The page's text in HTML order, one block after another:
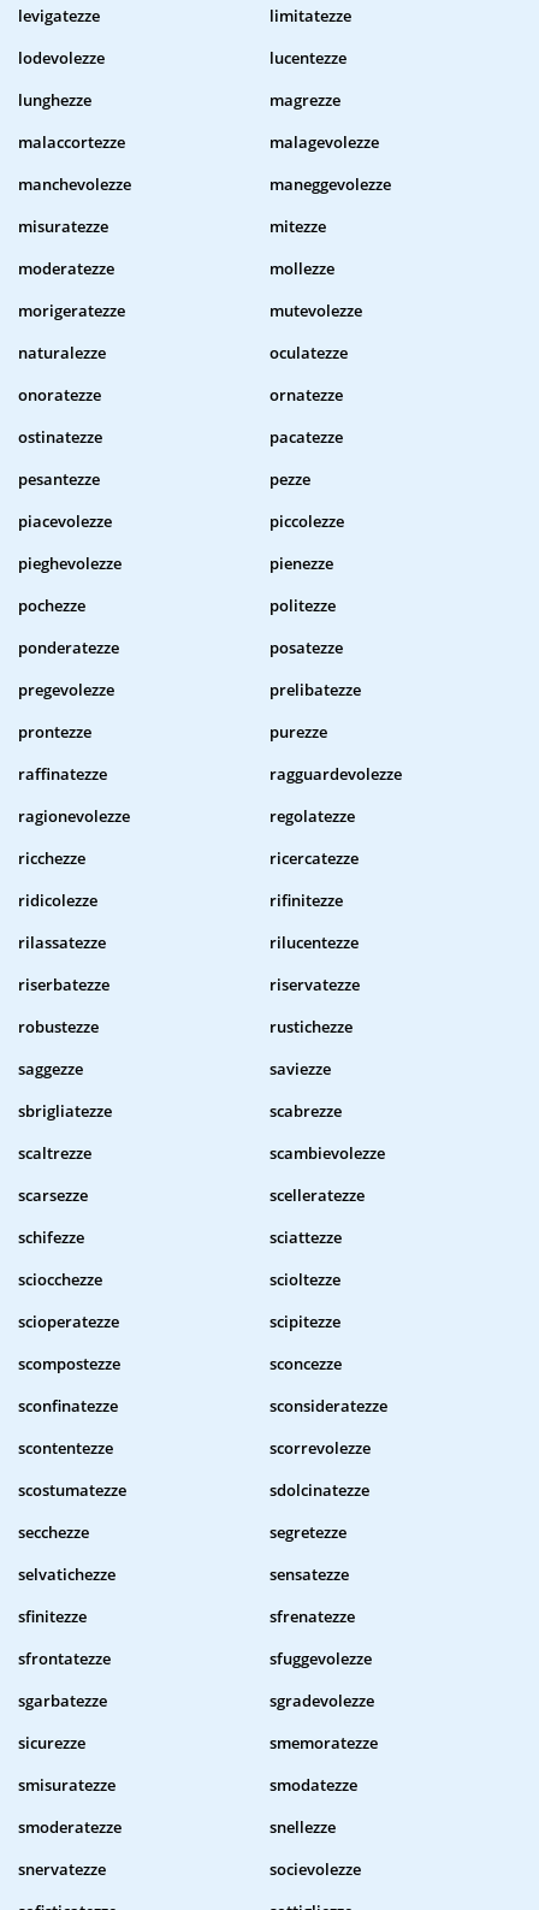
levigatezze
limitatezze
lodevolezze
lucentezze
lunghezze
magrezze
malaccortezze
malagevolezze
manchevolezze
maneggevolezze
misuratezze
mitezze
moderatezze
mollezze
morigeratezze
mutevolezze
naturalezze
oculatezze
onoratezze
ornatezze
ostinatezze
pacatezze
pesantezze
pezze
piacevolezze
piccolezze
pieghevolezze
pienezze
pochezze
politezze
ponderatezze
posatezze
pregevolezze
prelibatezze
prontezze
purezze
raffinatezze
ragguardevolezze
ragionevolezze
regolatezze
ricchezze
ricercatezze
ridicolezze
rifinitezze
rilassatezze
rilucentezze
riserbatezze
riservatezze
robustezze
rustichezze
saggezze
saviezze
sbrigliatezze
scabrezze
scaltrezze
scambievolezze
scarsezze
scelleratezze
schifezze
sciattezze
sciocchezze
scioltezze
scioperatezze
scipitezze
scompostezze
sconcezze
sconfinatezze
sconsideratezze
scontentezze
scorrevolezze
scostumatezze
sdolcinatezze
secchezze
segretezze
selvatichezze
sensatezze
sfinitezze
sfrenatezze
sfrontatezze
sfuggevolezze
sgarbatezze
sgradevolezze
sicurezze
smemoratezze
smisuratezze
smodatezze
smoderatezze
snellezze
snervatezze
socievolezze